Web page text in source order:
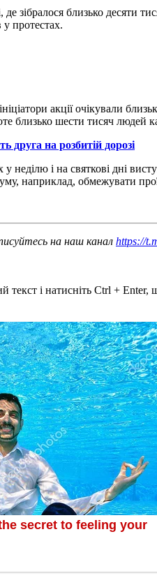
зібралося близько десяти
у протестах.
акції очікували
близько шести тисяч людей
друга на розбитій дорозі
неділю і на святкові дні
наприклад, обмежувати
на наш канал https://
текст і натисніть Ctrl +